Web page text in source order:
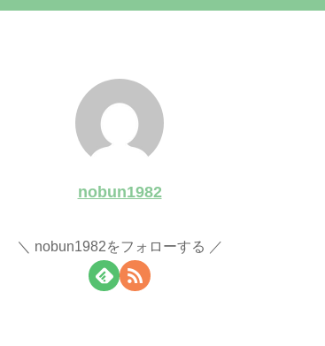
nobun1982
nobun1982をフォローする